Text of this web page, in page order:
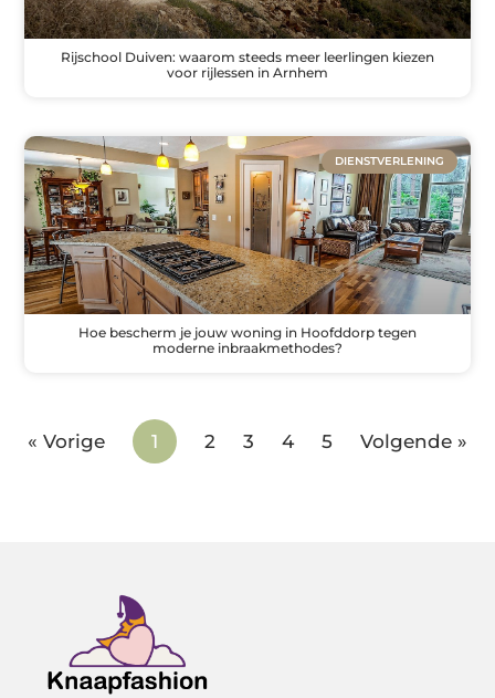
Rijschool Duiven: waarom steeds meer leerlingen kiezen
voor rijlessen in Arnhem
DIENSTVERLENING
Hoe bescherm je jouw woning in Hoofddorp tegen
moderne inbraakmethodes?
« Vorige 1 2 3 4 5 Volgende »